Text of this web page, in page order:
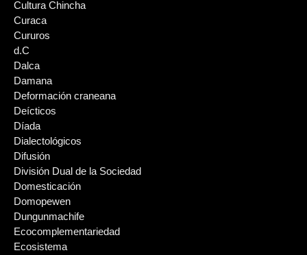
Cultura Chincha
Curaca
Cururos
d.C
Dalca
Damana
Deformación craneana
Deícticos
Díada
Dialectológicos
Difusión
División Dual de la Sociedad
Domesticación
Domopewen
Dungunmachife
Ecocomplementariedad
Ecosistema